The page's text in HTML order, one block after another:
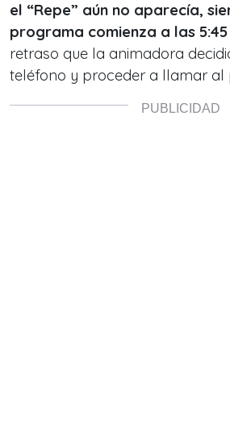
el “Repe” aún no aparecía,
programa comienza a las
retraso que la animadora
teléfono y proceder a llamar al